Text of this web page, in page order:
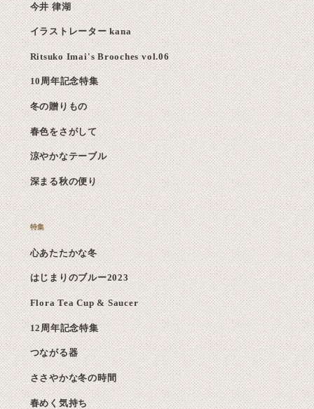
今井 律湖
イラストレーター kana
Ritsuko Imai's Brooches vol.06
10周年記念特集
冬の贈りもの
春色をさがして
涼やかなテーブル
深まる秋の便り
心あたたかな冬
はじまりのブルー2023
Flora Tea Cup & Saucer
12周年記念特集
つながる器
ささやかな冬の時間
春めく気持ち